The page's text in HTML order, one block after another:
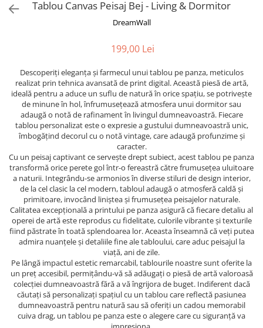
Tablou Canvas Peisaj Bej - Living & Dormitor
DreamWall
199,00 Lei
Descoperiți eleganța și farmecul unui tablou pe panza, meticulos
realizat prin tehnica avansată de print digital. Această piesă de artă,
ideală pentru a aduce un suflu de natură în orice spațiu, se potrivește
de minune în hol, înfrumusețează atmosfera unui dormitor sau
adaugă o notă de rafinament în livingul dumneavoastră. Fiecare
tablou personalizat este o expresie a gustului dumneavoastră unic,
îmbogățind decorul cu o notă vintage, care adaugă profunzime și
caracter.
Cu un peisaj captivant ce servește drept subiect, acest tablou pe panza
transformă orice perete gol într-o fereastră către frumusețea uluitoare
a naturii. Integrându-se armonios în diverse stiluri de design interior,
de la cel clasic la cel modern, tabloul adaugă o atmosferă caldă și
primitoare, invocând liniștea și frumusețea peisajelor naturale.
Calitatea excepțională a printului pe panza asigură că fiecare detaliu al
operei de artă este reprodus cu fidelitate, culorile vibrante și texturile
fiind păstrate în toată splendoarea lor. Aceasta înseamnă că veți putea
admira nuanțele și detaliile fine ale tabloului, care aduc peisajul la
viață, ani de zile.
Pe lângă impactul estetic remarcabil, tablourile noastre sunt oferite la
un preț accesibil, permițându-vă să adăugați o piesă de artă valoroasă
colecției dumneavoastră fără a vă îngrijora de buget. Indiferent dacă
căutați să personalizați spațiul cu un tablou care reflectă pasiunea
dumneavoastră pentru natură sau să oferiți un cadou memorabil
cuiva drag, un tablou pe panza este o alegere care cu siguranță va